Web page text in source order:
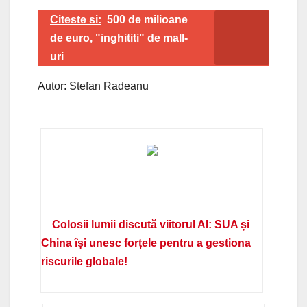
Citeste si: 500 de milioane
de euro, "inghititi" de mall-
uri
Autor: Stefan Radeanu
Colosii lumii discută viitorul AI: SUA și
China își unesc forțele pentru a gestiona
riscurile globale!